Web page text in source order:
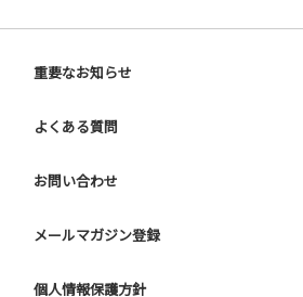
重要なお知らせ
よくある質問
お問い合わせ
メールマガジン登録
個人情報保護方針